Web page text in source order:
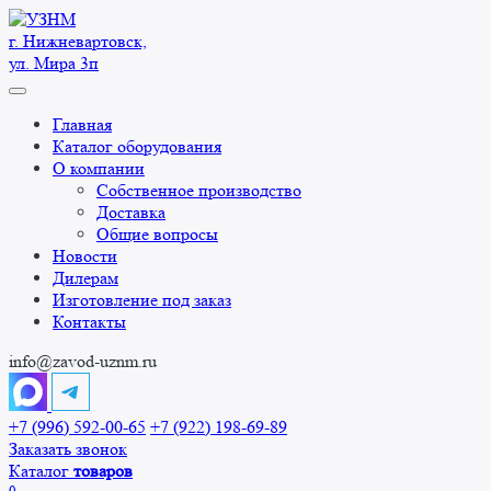
Перейти
к
содержанию
г. Нижневартовск,
ул. Мира 3п
Главная
Каталог оборудования
О компании
Собственное производство
Доставка
Общие вопросы
Новости
Дилерам
Изготовление под заказ
Контакты
info@zavod-uznm.ru
+7 (996) 592-00-65 +7 (922) 198-69-89
Заказать звонок
Каталог товаров